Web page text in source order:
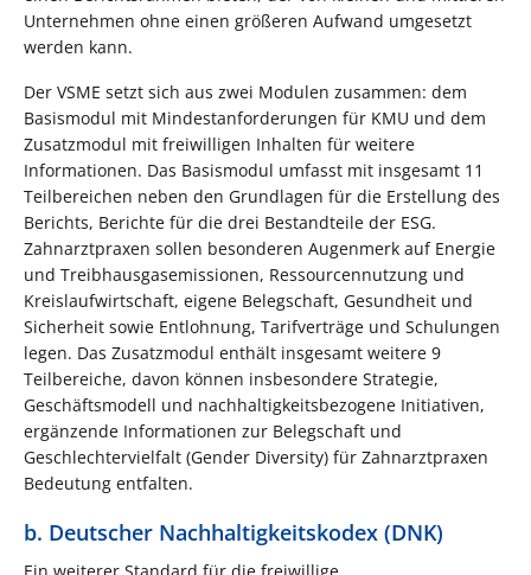
Unternehmen ohne einen größeren Aufwand umgesetzt
werden kann.
Der VSME setzt sich aus zwei Modulen zusammen: dem
Basismodul mit Mindestanforderungen für KMU und dem
Zusatzmodul mit freiwilligen Inhalten für weitere
Informationen. Das Basismodul umfasst mit insgesamt 11
Teilbereichen neben den Grundlagen für die Erstellung des
Berichts, Berichte für die drei Bestandteile der ESG.
Zahnarztpraxen sollen besonderen Augenmerk auf Energie
und Treibhausgasemissionen, Ressourcennutzung und
Kreislaufwirtschaft, eigene Belegschaft, Gesundheit und
Sicherheit sowie Entlohnung, Tarifverträge und Schulungen
legen. Das Zusatzmodul enthält insgesamt weitere 9
Teilbereiche, davon können insbesondere Strategie,
Geschäftsmodell und nachhaltigkeitsbezogene Initiativen,
ergänzende Informationen zur Belegschaft und
Geschlechtervielfalt (Gender Diversity) für Zahnarztpraxen
Bedeutung entfalten.
b. Deutscher Nachhaltigkeitskodex (DNK)
Ein weiterer Standard für die freiwillige